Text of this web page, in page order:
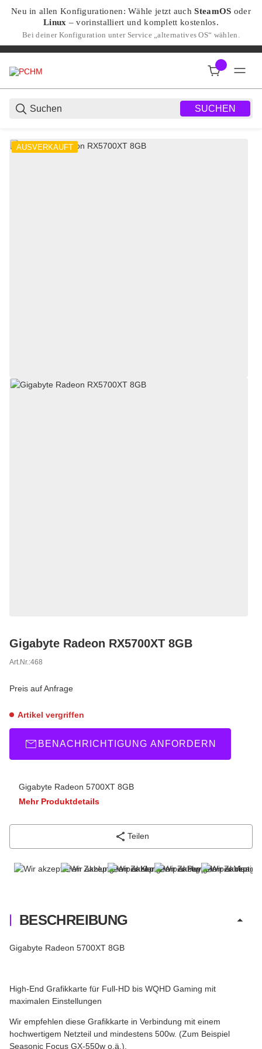
Neu in allen Konfigurationen: Wähle jetzt auchSteamOS oder
Linux – vorinstalliert und komplett kostenlos.
Bei deiner Konfiguration unter Service „alternatives OS“ wählen.
SUCHEN
AUSVERKAUFT
Gigabyte Radeon RX5700XT 8GB
Art.Nr.:468
Preis auf Anfrage
Artikel vergriffen
BENACHRICHTIGUNG ANFORDERN
Gigabyte Radeon 5700XT 8GB
Mehr Produktdetails
Teilen
BESCHREIBUNG
Gigabyte Radeon 5700XT 8GB
High-End Grafikkarte für Full-HD bis WQHD Gaming mit
maximalen Einstellungen
Wir empfehlen diese Grafikkarte in Verbindung mit einem
hochwertigem Netzteil und mindestens 500w. (Zum Beispiel
Seasonic Focus GX-550w o.ä.).